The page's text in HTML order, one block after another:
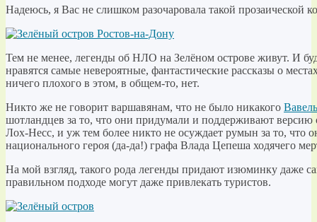
Надеюсь, я Вас не слишком разочаровала такой прозаической
Тем не менее, легенды об НЛО на Зелёном острове живут. И
нравятся самые невероятные, фантастические рассказы о
ничего плохого в этом, в общем-то, нет.
Никто же не говорит варшавянам, что не было никакого
шотландцев за то, что они придумали и поддерживают
Лох-Несс, и уж тем более никто не осуждает румын за то, что
национального героя (да-да!) графа Влада Цепеша ходячего
На мой взгляд, такого рода легенды придают изюминку даже
правильном подходе могут даже привлекать туристов.